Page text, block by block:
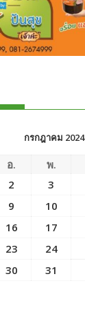
กรกฎาคม 2024
อ. พ.
2 3
9 10
16 17
23 24
30 31